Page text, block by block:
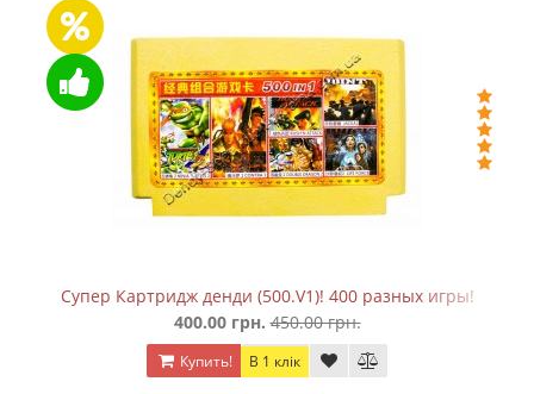
Супер Картридж денди (500.V1)! 400 разных игры!
400.00 грн. 450.00 грн.
Купить! В 1 клік